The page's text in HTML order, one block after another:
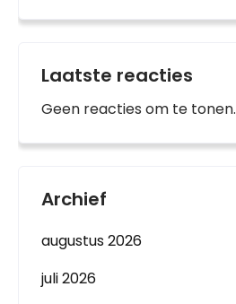
Laatste reacties
Geen reacties om te tonen.
Archief
augustus 2026
juli 2026